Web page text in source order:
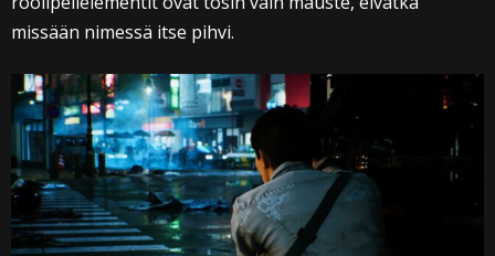
missään nimessä itse pihvi.